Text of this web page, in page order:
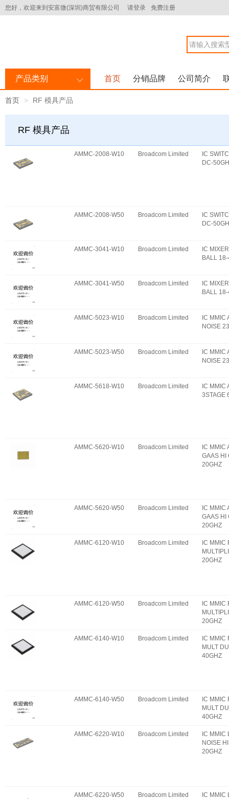
您好，欢迎来到安富微(深圳)商贸有限公司 请登录 免费注册
产品类别 首页 分销品牌 公司简介
首页 RF 模具产品
RF 模具产品
AMMC-2008-W10 Broadcom Limited
IC
DC-
AMMC-2008-W50 Broadcom Limited
IC
DC-
AMMC-3041-W10 Broadcom Limited
IC
BALL
AMMC-3041-W50 Broadcom Limited
IC
BALL
AMMC-5023-W10 Broadcom Limited
IC MMIC
NOISE
AMMC-5023-W50 Broadcom Limited
IC MMIC
NOISE
AMMC-5618-W10 Broadcom Limited
IC MMIC
3STAGE
AMMC-5620-W10 Broadcom Limited
IC MMIC
GAAS HI
20GHZ
AMMC-5620-W50 Broadcom Limited
IC MMIC
GAAS HI
20GHZ
AMMC-6120-W10 Broadcom Limited
IC MMIC
20GHZ
AMMC-6120-W50 Broadcom Limited
IC MMIC
20GHZ
AMMC-6140-W10 Broadcom Limited
IC MMIC
MULT
40GHZ
AMMC-6140-W50 Broadcom Limited
IC MMIC
MULT
40GHZ
AMMC-6220-W10 Broadcom Limited
IC MMIC
NOISE
20GHZ
AMMC-6220-W50 Broadcom Limited
IC MMIC